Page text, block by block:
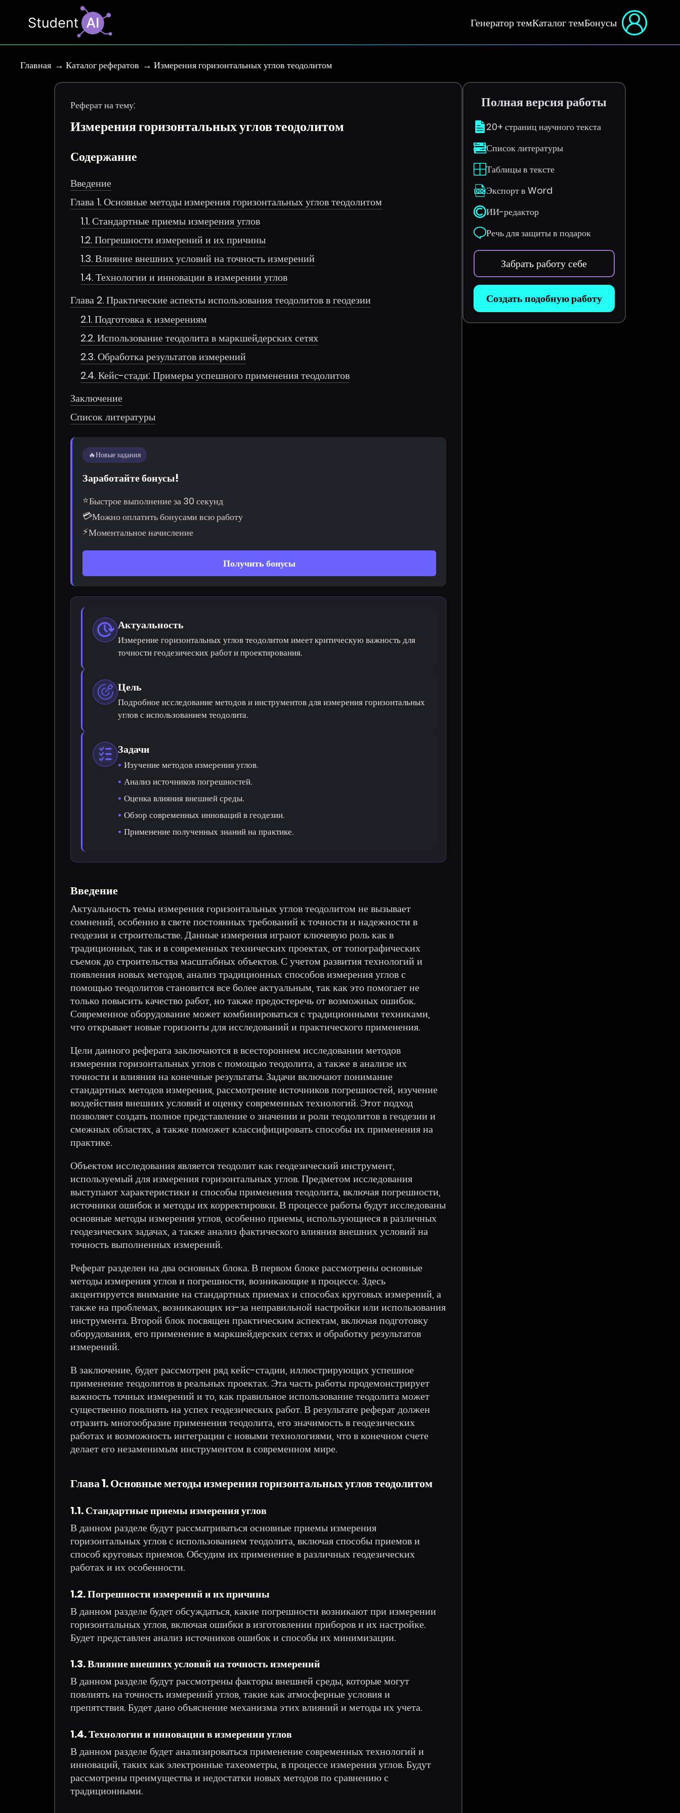
Генератор темКаталог темБонусы
Главная Каталог рефератов Измерения горизонтальных углов теодолитом
Реферат на тему:
Измерения горизонтальных углов теодолитом
Содержание
Введение
Глава 1. Основные методы измерения горизонтальных углов теодолитом
1.1. Стандартные приемы измерения углов
1.2. Погрешности измерений и их причины
1.3. Влияние внешних условий на точность измерений
1.4. Технологии и инновации в измерении углов
Глава 2. Практические аспекты использования теодолитов в геодезии
2.1. Подготовка к измерениям
2.2. Использование теодолита в маркшейдерских сетях
2.3. Обработка результатов измерений
2.4. Кейс-стади: Примеры успешного применения теодолитов
Заключение
Список литературы
🔥Новые задания
Заработайте бонусы!
⭐Быстрое выполнение за 30 секунд
💳Можно оплатить бонусами всю работу
⚡Моментальное начисление
Получить бонусы
Актуальность
Измерение горизонтальных углов теодолитом имеет критическую важность для
точности геодезических работ и проектирования.
Цель
Подробное исследование методов и инструментов для измерения горизонтальных
углов с использованием теодолита.
Задачи
Изучение методов измерения углов.
Анализ источников погрешностей.
Оценка влияния внешней среды.
Обзор современных инноваций в геодезии.
Применение полученных знаний на практике.
Введение
Актуальность темы измерения горизонтальных углов теодолитом не вызывает
сомнений, особенно в свете постоянных требований к точности и надежности в
геодезии и строительстве. Данные измерения играют ключевую роль как в
традиционных, так и в современных технических проектах, от топографических
съемок до строительства масштабных объектов. С учетом развития технологий и
появления новых методов, анализ традиционных способов измерения углов с
помощью теодолитов становится все более актуальным, так как это помогает не
только повысить качество работ, но также предостеречь от возможных ошибок.
Современное оборудование может комбинироваться с традиционными техниками,
что открывает новые горизонты для исследований и практического применения.
Цели данного реферата заключаются в всестороннем исследовании методов
измерения горизонтальных углов с помощью теодолита, а также в анализе их
точности и влияния на конечные результаты. Задачи включают понимание
стандартных методов измерения, рассмотрение источников погрешностей, изучение
воздействия внешних условий и оценку современных технологий. Этот подход
позволяет создать полное представление о значении и роли теодолитов в геодезии и
смежных областях, а также поможет классифицировать способы их применения на
практике.
Объектом исследования является теодолит как геодезический инструмент,
используемый для измерения горизонтальных углов. Предметом исследования
выступают характеристики и способы применения теодолита, включая погрешности,
источники ошибок и методы их корректировки. В процессе работы будут исследованы
основные методы измерения углов, особенно приемы, использующиеся в различных
геодезических задачах, а также анализ фактического влияния внешних условий на
точность выполненных измерений.
Реферат разделен на два основных блока. В первом блоке рассмотрены основные
методы измерения углов и погрешности, возникающие в процессе. Здесь
акцентируется внимание на стандартных приемах и способах круговых измерений, а
также на проблемах, возникающих из-за неправильной настройки или использования
инструмента. Второй блок посвящен практическим аспектам, включая подготовку
оборудования, его применение в маркшейдерских сетях и обработку результатов
измерений.
В заключение, будет рассмотрен ряд кейс-стадии, иллюстрирующих успешное
применение теодолитов в реальных проектах. Эта часть работы продемонстрирует
важность точных измерений и то, как правильное использование теодолита может
существенно повлиять на успех геодезических работ. В результате реферат должен
отразить многообразие применения теодолита, его значимость в геодезических
работах и возможность интеграции с новыми технологиями, что в конечном счете
делает его незаменимым инструментом в современном мире.
Глава 1. Основные методы измерения горизонтальных углов теодолитом
1.1. Стандартные приемы измерения углов
В данном разделе будут рассматриваться основные приемы измерения
горизонтальных углов с использованием теодолита, включая способы приемов и
способ круговых приемов. Обсудим их применение в различных геодезических
работах и их особенности.
1.2. Погрешности измерений и их причины
В данном разделе будет обсуждаться, какие погрешности возникают при измерении
горизонтальных углов, включая ошибки в изготовлении приборов и их настройке.
Будет представлен анализ источников ошибок и способы их минимизации.
1.3. Влияние внешних условий на точность измерений
В данном разделе будут рассмотрены факторы внешней среды, которые могут
повлиять на точность измерений углов, такие как атмосферные условия и
препятствия. Будет дано объяснение механизма этих влияний и методы их учета.
1.4. Технологии и инновации в измерении углов
В данном разделе будет анализироваться применение современных технологий и
инноваций, таких как электронные тахеометры, в процессе измерения углов. Будут
рассмотрены преимущества и недостатки новых методов по сравнению с
традиционными.
Полная версия работы
20+ страниц научного текста
Список литературы
Таблицы в тексте
Экспорт в Word
ИИ-редактор
Речь для защиты в подарок
Забрать работу себе
Создать подобную работу